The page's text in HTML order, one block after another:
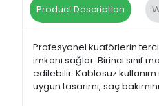
Product Description
Profesyonel kuaförlerin
imkanı sağlar. Birinci sınıf
edilebilir. Kablosuz
uygun tasarımı, saç